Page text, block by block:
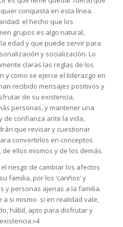
conquista en esta línea.
el hecho que los
grupos es algo natural,
edad y que puede servir para
y socialización. Lo
claras las reglas de los
y como se ejerce el liderazgo en
recibido mensajes positivos y
de su existencia,
personas, y mantener una
de confianza ante la vida,
que revisar y cuestionar
convertirlos en conceptos
ellos mismos y de los demás.
riesgo de cambiar los afectos
familia, por los ‘cariños’ y
y personas ajenas a la familia.
si mismo- si en realidad vale,
hábil, apto para disfrutar y